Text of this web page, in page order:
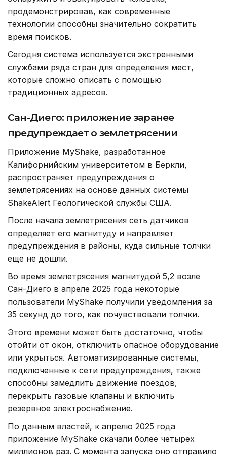
продемонстрировав, как современные
технологии способны значительно сократить
время поисков.
Сегодня система используется экстренными
службами ряда стран для определения мест,
которые сложно описать с помощью
традиционных адресов.
Сан-Диего: приложение заранее
предупреждает о землетрясении
Приложение MyShake, разработанное
Калифорнийским университетом в Беркли,
распространяет предупреждения о
землетрясениях на основе данных системы
ShakeAlert Геологической службы США.
После начала землетрясения сеть датчиков
определяет его магнитуду и направляет
предупреждения в районы, куда сильные толчки
еще не дошли.
Во время землетрясения магнитудой 5,2 возле
Сан-Диего в апреле 2025 года некоторые
пользователи MyShake получили уведомления за
35 секунд до того, как почувствовали толчки.
Этого времени может быть достаточно, чтобы
отойти от окон, отключить опасное оборудование
или укрыться. Автоматизированные системы,
подключенные к сети предупреждения, также
способны замедлить движение поездов,
перекрыть газовые клапаны и включить
резервное электроснабжение.
По данным властей, к апрелю 2025 года
приложение MyShake скачали более четырех
миллионов раз. С момента запуска оно отправило